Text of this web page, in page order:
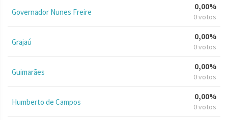
Governador Nunes Freire
0,00%
0 votos
Grajaú
0,00%
0 votos
Guimarães
0,00%
0 votos
Humberto de Campos
0,00%
0 votos